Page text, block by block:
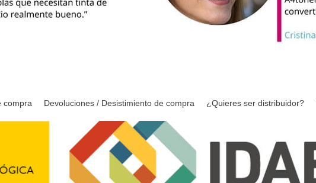
compra Devoluciones / Desistimiento de compra ¿Quieres ser distribuidor?